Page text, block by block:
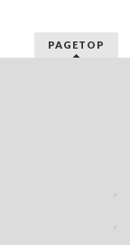
PAGETOP